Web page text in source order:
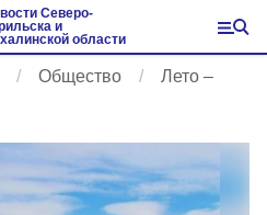
Северо-
и
области
Общество
Лето –